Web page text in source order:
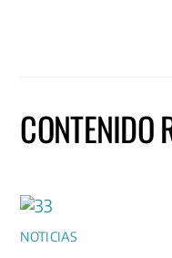
CONTENIDO
NOTICIAS